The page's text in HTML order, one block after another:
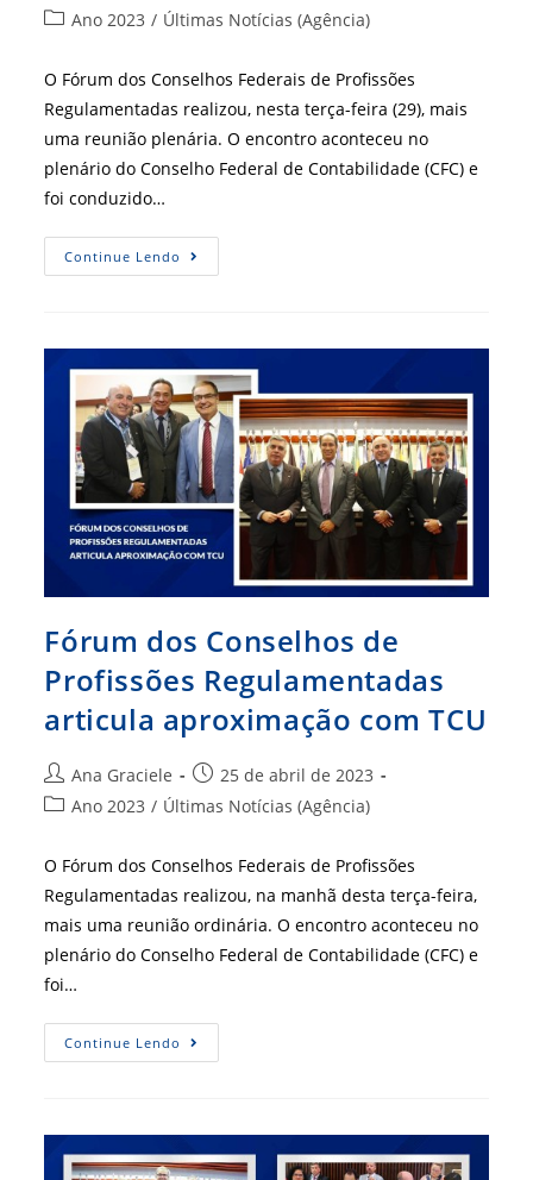
do
publicado:
Categoria
post:
Ano 2023 / Últimas Notícias (Agência)
O Fórum dos Conselhos Federais de Profissões
Regulamentadas realizou, nesta terça-feira (29), mais
uma reunião plenária. O encontro aconteceu no
plenário do Conselho Federal de Contabilidade (CFC) e
foi conduzido…
Continue Lendo CFA
Participa
Dos
Fórum
Dos
Conselhos
De
Profissões
Regulamentadas
Fórum dos Conselhos de
Profissões Regulamentadas
articula aproximação com TCU
Autor
do
Ana Graciele
Post
publicado:
25 de abril de 2023
Categoria
post:
Ano 2023 / Últimas Notícias (Agência)
O Fórum dos Conselhos Federais de Profissões
Regulamentadas realizou, na manhã desta terça-feira,
mais uma reunião ordinária. O encontro aconteceu no
plenário do Conselho Federal de Contabilidade (CFC) e
foi…
Continue Lendo Fórum
Dos
Aproximação